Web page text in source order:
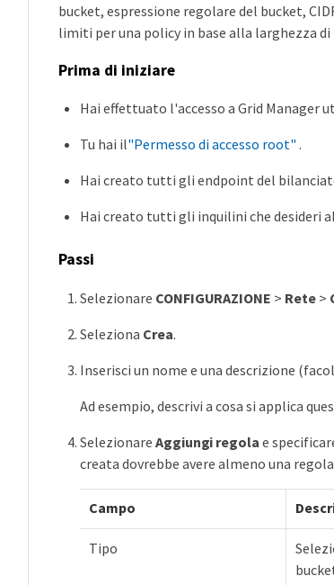
bucket, espressione regolare del bucket,
limiti per una policy in base alla larghezza
Prima di iniziare
Hai effettuato l'accesso a Grid Manager
Tu hai il"Permesso di accesso root" .
Hai creato tutti gli endpoint del
Hai creato tutti gli inquilini che desideri
Passi
Selezionare CONFIGURAZIONE > Rete>
Seleziona Crea.
Inserisci un nome e una descrizione
Ad esempio, descrivi a cosa si applica
Selezionare Aggiungi regola e
creata dovrebbe avere almeno una
Campo
Tipo